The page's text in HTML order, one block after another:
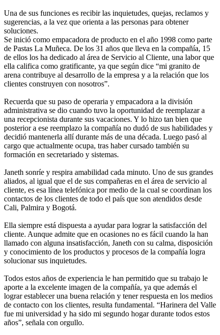
Una de sus funciones es recibir las inquietudes, quejas, reclamos y
sugerencias, a la vez que orienta a las personas para obtener
soluciones.
Se inició como empacadora de producto en el año 1998 como parte
de Pastas La Muñeca. De los 31 años que lleva en la compañía, 15
de ellos los ha dedicado al área de Servicio al Cliente, una labor que
ella califica como gratificante, ya que según dice “mi granito de
arena contribuye al desarrollo de la empresa y a la relación que los
clientes construyen con nosotros”.
Recuerda que su paso de operaria y empacadora a la división
administrativa se dio cuando tuvo la oportunidad de reemplazar a
una recepcionista durante sus vacaciones. Y lo hizo tan bien que
posterior a ese reemplazo la compañía no dudó de sus habilidades y
decidió mantenerla allí durante más de una década. Luego pasó al
cargo que actualmente ocupa, tras haber cursado también su
formación en secretariado y sistemas.
Janeth sonríe y respira amabilidad cada minuto. Uno de sus grandes
aliados, al igual que el de sus compañeras en el área de servicio al
cliente, es esa línea telefónica por medio de la cual se coordinan los
contactos de los clientes de todo el país que son atendidos desde
Cali, Palmira y Bogotá.
Ella siempre está dispuesta a ayudar para lograr la satisfacción del
cliente. Aunque admite que en ocasiones no es fácil cuando la han
llamado con alguna insatisfacción, Janeth con su calma, disposición
y conocimiento de los productos y procesos de la compañía logra
solucionar sus inquietudes.
Todos estos años de experiencia le han permitido que su trabajo le
aporte a la excelente imagen de la compañía, ya que además el
lograr establecer una buena relación y tener respuesta en los medios
de contacto con los clientes, resulta fundamental. “Harinera del Valle
fue mi universidad y ha sido mi segundo hogar durante todos estos
años”, señala con orgullo.